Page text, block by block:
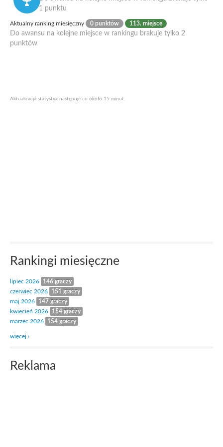
1 punktu
Aktualny ranking miesięczny 0 punktów 113. miejsce
Do awansu na kolejne miejsce w rankingu brakuje tylko 2
punktów
Aktualizacja statystyk następuje co około 15 minut.
Rankingi miesięczne
lipiec 2026
146 graczy
czerwiec 2026
151 graczy
maj 2026
147 graczy
kwiecień 2026
154 graczy
marzec 2026
154 graczy
więcej ›
Reklama